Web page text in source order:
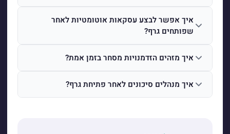
איך אפשר לבצע עסקאות אוטומטיות לאחר
שפותחים גרף?
איך מזהים הזדמנויות מסחר בזמן אמת?
איך מנהלים סיכונים לאחר פתיחת גרף?